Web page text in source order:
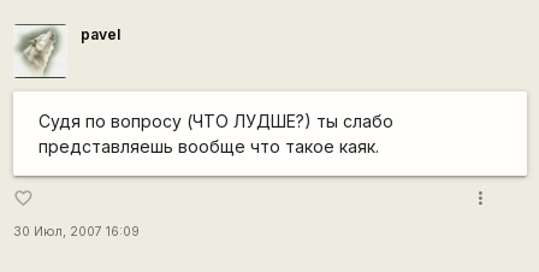
pavel
Судя по вопросу (ЧТО ЛУДШЕ?) ты слабо
представляешь вообще что такое каяк.
favorite_border
30 Июл, 2007 16:09
more_vert